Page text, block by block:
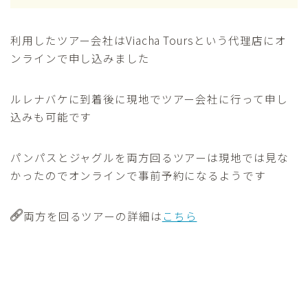
利用したツアー会社はViacha Toursという代理店にオ
ンラインで申し込みました
ルレナバケに到着後に現地でツアー会社に行って申し
込みも可能です
パンパスとジャグルを両方回るツアーは現地では見な
かったのでオンラインで事前予約になるようです
両方を回るツアーの詳細は こちら